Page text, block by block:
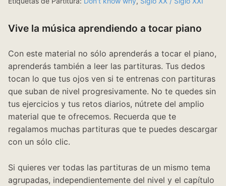
Vive la música aprendiendo a tocar piano
Con este material no sólo aprenderás a tocar el piano,
aprenderás también a leer las partituras. Tus dedos
tocan lo que tus ojos ven si te entrenas con partituras
que suban de nivel progresivamente. No te quedes sin
tus ejercicios y tus retos diarios, nútrete del amplio
material que te ofrecemos. Recuerda que te
regalamos muchas partituras que te puedes descargar
con un sólo clic.
Si quieres ver todas las partituras de un mismo tema
agrupadas, independientemente del nivel y el capítulo